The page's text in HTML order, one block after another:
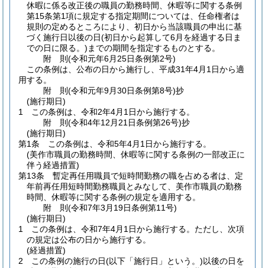
休暇に係る改正後の職員の勤務時間、休暇等に関する条例
第15条第1項に規定する指定期間については、任命権者は
規則の定めるところにより、初日から当該職員の申出に基
づく施行日以後の日(初日から起算して6月を経過する日ま
での日に限る。) までの期間を指定するものとする。
附 則(令和元年6月25日条例第2号)
この条例は、公布の日から施行し、平成31年4月1日から適
用する。
附 則(令和元年9月30日条例第8号)抄
(施行期日)
1
この条例は、令和2年4月1日から施行する。
附 則(令和4年12月21日条例第26号)抄
(施行期日)
第1条
この条例は、令和5年4月1日から施行する。
(美作市職員の勤務時間、休暇等に関する条例の一部改正に
伴う経過措置)
第13条
暫定再任用職員で短時間勤務の職を占める者は、定
年前再任用短時間勤務職員とみなして、美作市職員の勤務
時間、休暇等に関する条例の規定を適用する。
附 則(令和7年3月19日条例第11号)
(施行期日)
1
この条例は、令和7年4月1日から施行する。 ただし、次項
の規定は公布の日から施行する。
(経過措置)
2
この条例の施行の日(以下「施行日」という。)以後の日を